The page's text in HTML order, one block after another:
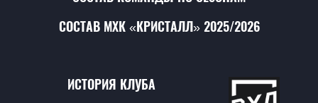
СОСТАВ МХК «КРИСТАЛЛ» 2025/2026
ИСТОРИЯ КЛУБА